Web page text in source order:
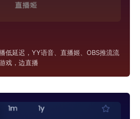
低延迟，YY语音、直播姬、OBS推流流
戏，边直播